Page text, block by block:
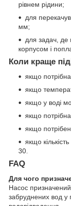
рівнем рідини;
для
мм;
для задач, де
корпусом і
Коли краще
якщо
якщо
якщо у воді
якщо
якщо
якщо
30.
FAQ
Для чого
Насос
забруднених вод у